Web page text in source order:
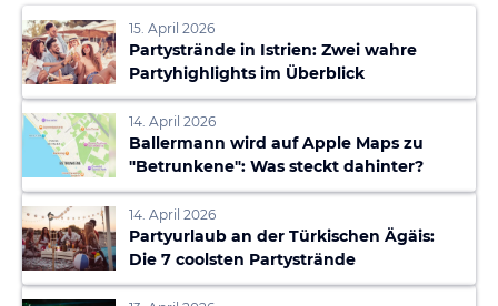
15. April 2026
Partystrände in Istrien: Zwei wahre
Partyhighlights im Überblick
14. April 2026
Ballermann wird auf Apple Maps zu
"Betrunkene": Was steckt dahinter?
14. April 2026
Partyurlaub an der Türkischen Ägäis:
Die 7 coolsten Partystrände